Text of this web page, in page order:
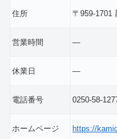
住所 〒959-1701
営業時間 ―
休業日 ―
電話番号 0250-58-
ホームページ https://